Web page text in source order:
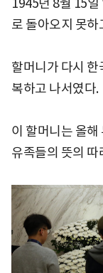
로 돌아오지 못
할머니가 다시 한
복하고 나서였다.
이 할머니는 올
유족들의 뜻의